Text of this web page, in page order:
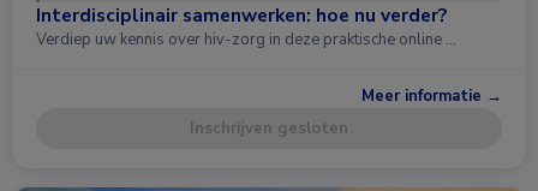
Interdisciplinair samenwerken: hoe nu verder?
Verdiep uw kennis over hiv-zorg in deze praktische online …
Meer informatie →
Inschrijven gesloten